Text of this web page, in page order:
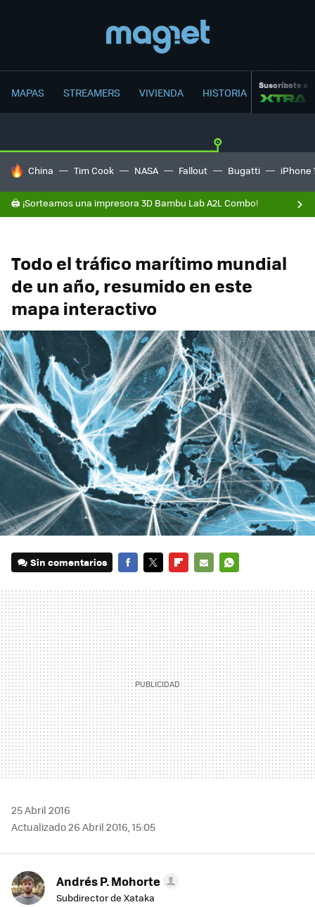
MAPAS STREAMERS VIVIENDA HISTORIA Suscríbete a
HOY SE HABLA DE
China Tim Cook NASA Fallout Bugatti iPhone
🖨️ ¡Sorteamos una impresora 3D Bambu Lab A2L Combo!
Todo el tráfico marítimo mundial
de un año, resumido en este
mapa interactivo
Sin comentarios
MAIL
25 Abril 2016
Actualizado 26 Abril 2016, 15:05
Andrés P. Mohorte
Subdirector de Xataka